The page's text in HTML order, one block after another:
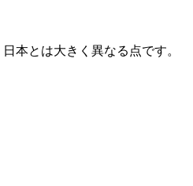
本とは大きく異なる点です。